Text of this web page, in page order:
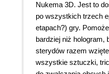
Nukema 3D. Jest to
po wszystkich trzech
etapach?) gry.
bardziej niż hologram,
sterydów razem
wszystkie sztuczki,